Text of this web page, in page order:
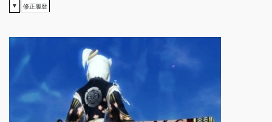
▼ 修正履歴